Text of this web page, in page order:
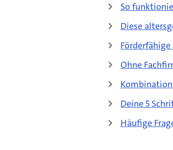
So
Diese
Ohne
Deine 5
Häufige